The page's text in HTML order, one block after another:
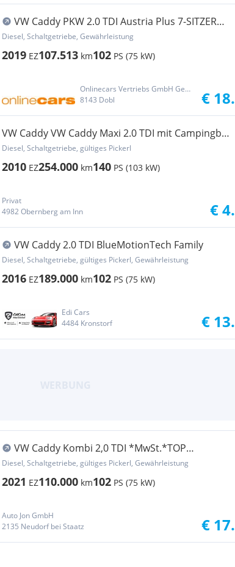
VW Caddy PKW 2.0 TDI Austria Plus 7-SITZER
SITZHZG
Diesel, Schaltgetriebe, Gewährleistung
2019 EZ107.513 km102 PS (75 kW)
Onlinecars Vertriebs GmbH Gebrauchtwagen-Outlet  Werkstätte  Spenglerei  Lackiererei
8143 Dobl
€
VW Caddy VW Caddy Maxi 2.0 TDI mit Campingbox
& 7 Sitzen
Diesel, Schaltgetriebe, gültiges Pickerl
2010 EZ254.000 km140 PS (103 kW)
Privat
4982 Obernberg am Inn
€
VW Caddy 2.0 TDI BlueMotionTech Family
Diesel, Schaltgetriebe, gültiges Pickerl, Gewährleistung
2016 EZ189.000 km102 PS (75 kW)
Edi Cars
4484 Kronstorf
€
VW Caddy Kombi 2,0 TDI *MwSt.*TOP
Zustand*Pickerl NEU
Diesel, Schaltgetriebe, gültiges Pickerl, Gewährleistung
2021 EZ110.000 km102 PS (75 kW)
Auto Jon GmbH
2135 Neudorf bei Staatz
€